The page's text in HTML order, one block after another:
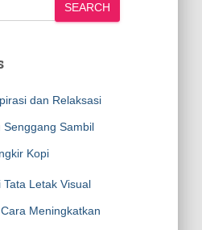
SEARCH
dan Relaksasi
Senggang Sambil
Kopi
Letak Visual
Meningkatkan